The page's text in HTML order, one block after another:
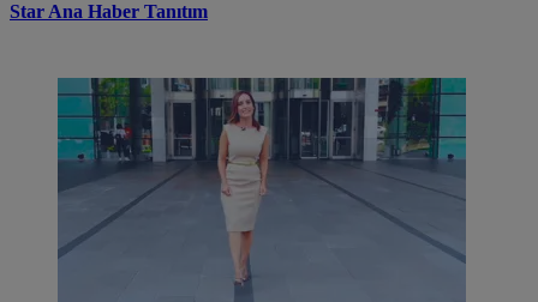
Star Ana Haber Tanıtım